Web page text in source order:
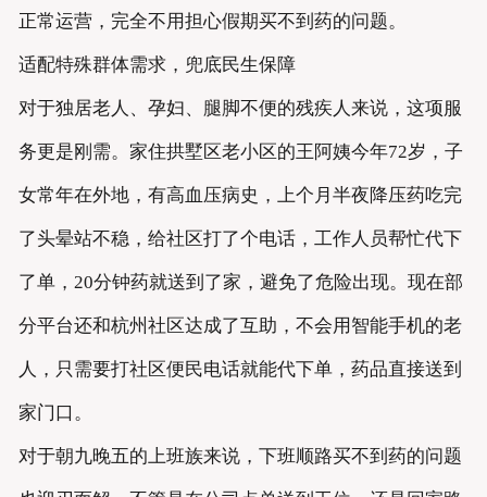
正常运营，完全不用担心假期买不到药的问题。
适配特殊群体需求，兜底民生保障
对于独居老人、孕妇、腿脚不便的残疾人来说，这项服
务更是刚需。家住拱墅区老小区的王阿姨今年72岁，子
女常年在外地，有高血压病史，上个月半夜降压药吃完
了头晕站不稳，给社区打了个电话，工作人员帮忙代下
了单，20分钟药就送到了家，避免了危险出现。现在部
分平台还和杭州社区达成了互助，不会用智能手机的老
人，只需要打社区便民电话就能代下单，药品直接送到
家门口。
对于朝九晚五的上班族来说，下班顺路买不到药的问题